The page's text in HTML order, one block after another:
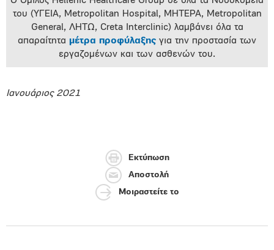
του (ΥΓΕΙΑ, Metropolitan Hospital, ΜΗΤΕΡΑ, Metropolitan
General, ΛΗΤΩ, Creta Interclinic) λαμβάνει όλα τα
απαραίτητα μέτρα προφύλαξης για την προστασία των
εργαζομένων και των ασθενών του.
Ιανουάριος 2021
Εκτύπωση
Αποστολή
Μοιραστείτε το